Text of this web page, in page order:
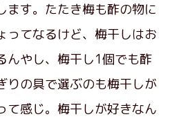
ます。たたき梅も酢の物に
ってなるけど、梅干しはお
んやし、梅干し1個でも酢
りの具で選ぶのも梅干しが
て感じ。梅干しが好きなん